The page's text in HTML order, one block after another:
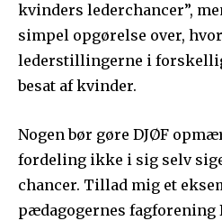
kvinders lederchancer”,
simpel opgørelse over,
lederstillingerne i
besat af kvinder.
Nogen bør gøre DJØF
fordeling ikke i sig selv
chancer. Tillad mig et
pædagogernes fagforening